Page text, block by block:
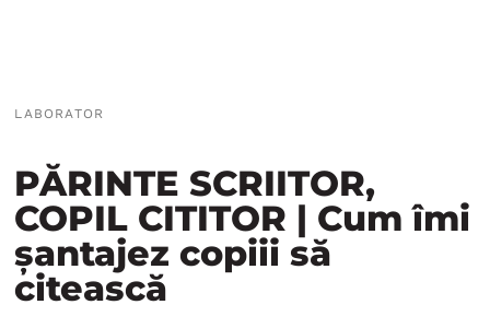
LABORATOR
PĂRINTE SCRIITOR,
COPIL CITITOR | Cum îmi
șantajez copiii să
citească